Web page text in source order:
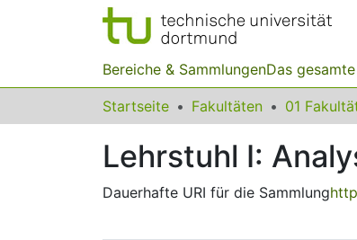
Bereiche & SammlungenDas
Startseite Fakultäten
Lehrstuhl I:
Dauerhafte URI für die Sammlung